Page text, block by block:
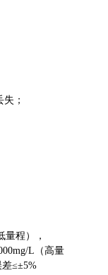
；
量程），
L（高量
≤±5%